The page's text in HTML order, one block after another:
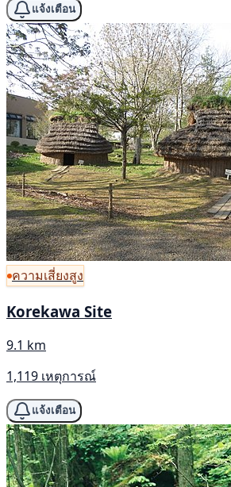
แจ้งเตือน
ความเสี่ยงสูง
Korekawa Site
9.1 km
1,119 เหตุการณ์
แจ้งเตือน